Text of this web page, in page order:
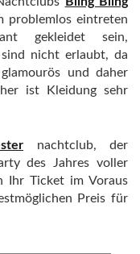
problemlos eintreten
gekleidet sein,
sind nicht erlaubt, da
und daher
ist Kleidung sehr
nachtclub, der
des Jahres voller
Ihr Ticket im Voraus
Preis für